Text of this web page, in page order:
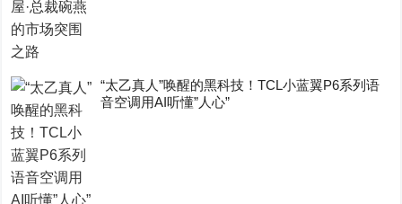
“太乙真人”唤醒的黑科技！TCL小蓝翼P6系列语
音空调用AI听懂”人心”